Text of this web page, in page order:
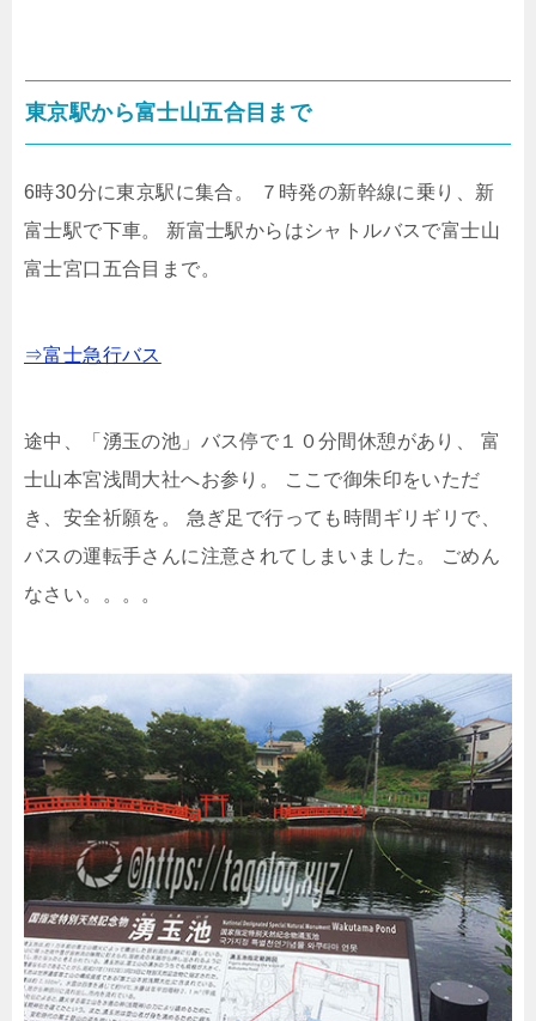
東京駅から富士山五合目まで
6時30分に東京駅に集合。
７時発の新幹線に乗り、新
富士駅で下車。
新富士駅からはシャトルバスで富士山
富士宮口五合目まで。
⇒富士急行バス
途中、「湧玉の池」バス停で１０分間休憩があり、
富
士山本宮浅間大社へお参り。
ここで御朱印をいただ
き、安全祈願を。
急ぎ足で行っても時間ギリギリで、
バスの運転手さんに注意されてしまいました。
ごめん
なさい。。。。